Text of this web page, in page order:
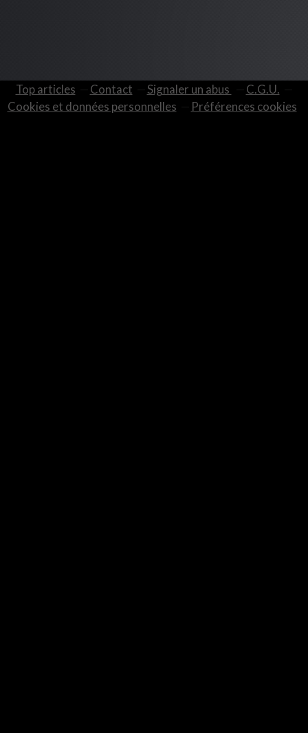
Top articles Contact Signaler un abus
C.G.U.
Cookies et données personnelles
Préférences cookies